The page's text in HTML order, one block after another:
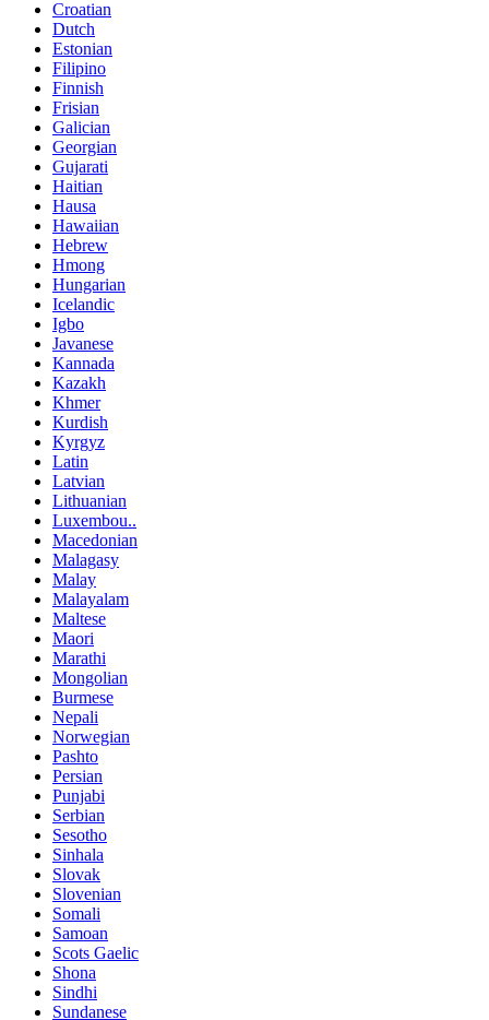
Croatian
Dutch
Estonian
Filipino
Finnish
Frisian
Galician
Georgian
Gujarati
Haitian
Hausa
Hawaiian
Hebrew
Hmong
Hungarian
Icelandic
Igbo
Javanese
Kannada
Kazakh
Khmer
Kurdish
Kyrgyz
Latin
Latvian
Lithuanian
Luxembou..
Macedonian
Malagasy
Malay
Malayalam
Maltese
Maori
Marathi
Mongolian
Burmese
Nepali
Norwegian
Pashto
Persian
Punjabi
Serbian
Sesotho
Sinhala
Slovak
Slovenian
Somali
Samoan
Scots Gaelic
Shona
Sindhi
Sundanese